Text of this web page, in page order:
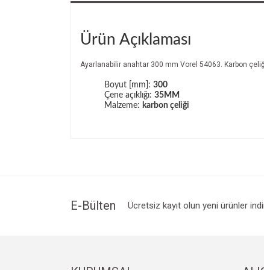
Ürün Açıklaması
Ayarlanabilir anahtar 300 mm Vorel 54063. Karbon
Boyut [mm]: 300
Çene açıklığı: 35MM
Malzeme: karbon çeliği
E-Bülten Ücretsiz kayıt olun yeni ürünler